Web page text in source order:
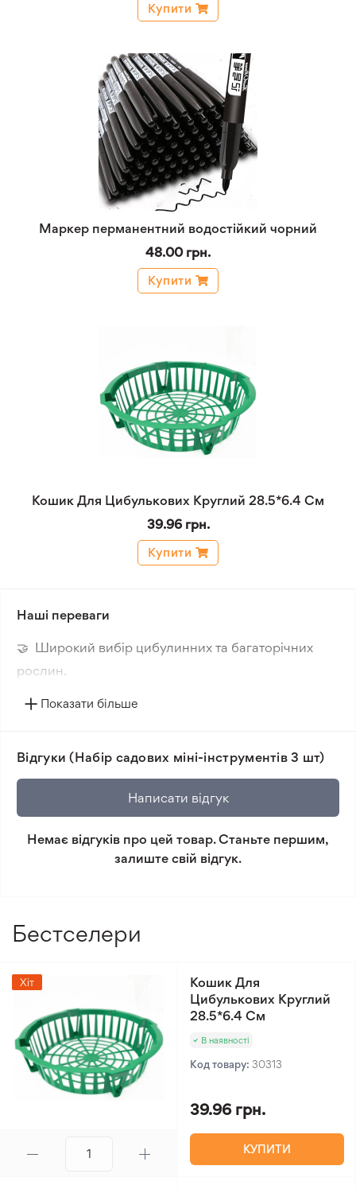
Купити
Маркер перманентний водостійкий чорний
48.00 грн.
Купити
Кошик Для Цибулькових Круглий 28.5*6.4 См
39.96 грн.
Купити
Наші переваги
🤝 Широкий вибір цибулинних та багаторічних
рослин.
🔥 Нові сорти. Цікаві новинки кожного сезону.
🛡️ Захист покупок. Повернення коштів за товар, що
не відповідає очікуванням, згідно з умовами
повернення.
Мінімальне замовлення 300 грн.
Показати більше
Відгуки (Набір садових міні-інструментів 3 шт)
Написати відгук
Немає відгуків про цей товар. Станьте першим,
залиште свій відгук.
Бестселери
Хіт
Кошик Для
Цибулькових Круглий
28.5*6.4 См
В наявності
Код товару: 30313
39.96 грн.
КУПИТИ